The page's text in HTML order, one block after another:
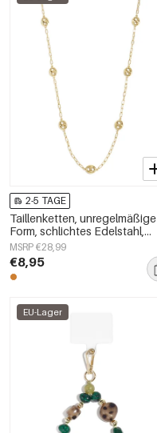
2-5 TAGE
Taillenketten, unregelmäßige
Form, schlichtes Edelstahl,
Alltagsaccessoires
MSRP €28,99
€8,95
EU-Lager